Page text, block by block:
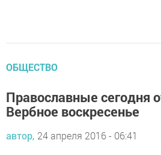
ОБЩЕСТВО
Православные сегодня
Вербное воскресенье
автор, 24 апреля 2016 - 06:41